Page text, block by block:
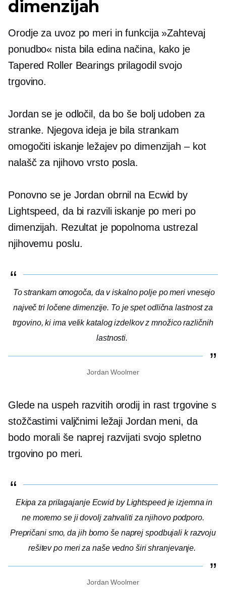
dimenzijah
Orodje za uvoz po meri in funkcija »Zahtevaj
ponudbo« nista bila edina načina, kako je
Tapered Roller Bearings prilagodil svojo
trgovino.
Jordan se je odločil, da bo še bolj udoben za
stranke. Njegova ideja je bila strankam
omogočiti iskanje ležajev po dimenzijah – kot
nalašč za njihovo vrsto posla.
Ponovno se je Jordan obrnil na Ecwid by
Lightspeed, da bi razvili iskanje po meri po
dimenzijah. Rezultat je popolnoma ustrezal
njihovemu poslu.
To strankam omogoča, da v iskalno polje po meri vnesejo
največ tri ločene dimenzije. To je spet odlična lastnost za
trgovino, ki ima velik katalog izdelkov z množico različnih
lastnosti.
Jordan Woolmer
Glede na uspeh razvitih orodij in rast trgovine s
stožčastimi valjčnimi ležaji Jordan meni, da
bodo morali še naprej razvijati svojo spletno
trgovino po meri.
Ekipa za prilagajanje Ecwid by Lightspeed je izjemna in
ne moremo se ji dovolj zahvaliti za njihovo podporo.
Prepričani smo, da jih bomo še naprej spodbujali k razvoju
rešitev po meri za naše vedno širishranjevanje.
Jordan Woolmer